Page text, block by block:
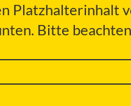
Platzhalterinhalt
Bitte